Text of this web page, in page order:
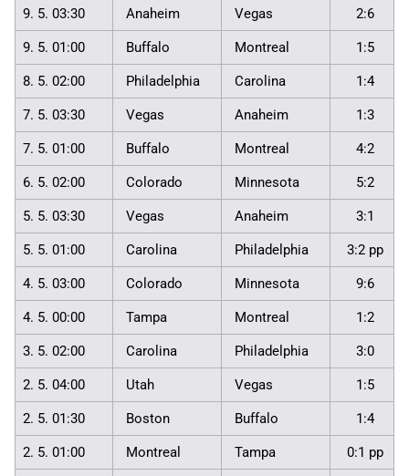
9. 5. 03:30 Anaheim Vegas 2:6
9. 5. 01:00 Buffalo Montreal 1:5
8. 5. 02:00 Philadelphia Carolina 1:4
7. 5. 03:30 Vegas Anaheim 1:3
7. 5. 01:00 Buffalo Montreal 4:2
6. 5. 02:00 Colorado Minnesota 5:2
5. 5. 03:30 Vegas Anaheim 3:1
5. 5. 01:00 Carolina Philadelphia 3:2 pp
4. 5. 03:00 Colorado Minnesota 9:6
4. 5. 00:00 Tampa Montreal 1:2
3. 5. 02:00 Carolina Philadelphia 3:0
2. 5. 04:00 Utah Vegas 1:5
2. 5. 01:30 Boston Buffalo 1:4
2. 5. 01:00 Montreal Tampa 0:1 pp